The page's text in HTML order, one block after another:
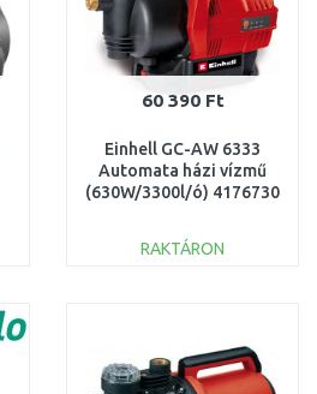
60 390 Ft
Einhell GC-AW 6333
Automata házi vízmű
(630W/3300l/ó) 4176730
RAKTÁRON